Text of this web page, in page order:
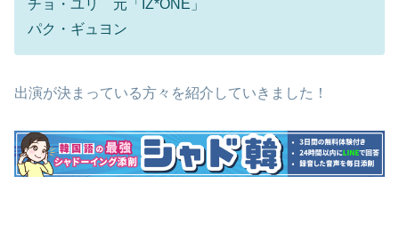
チョ・ユリ 元「IZ*ONE」
パク・ギュヨン
出演が決まっている方々を紹介していきました！